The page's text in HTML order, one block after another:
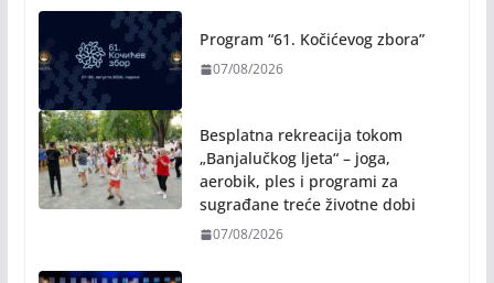
Program “61. Kočićevog zbora”
07/08/2026
Besplatna rekreacija tokom
„Banjalučkog ljeta“ – joga,
aerobik, ples i programi za
sugrađane treće životne dobi
07/08/2026